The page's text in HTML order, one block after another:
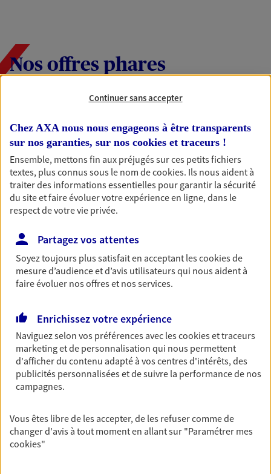
Nos offres phares
Réalisez vos projets grâce à votre épargne : achat
immobilier, études des enfants ou voyage autour
du monde… Épargnez à votre rythme et
simplement, selon votre profil.
Découvrir les offres Épargne
Retraite
Préparez sereinement ce nouveau chapitre de
votre vie avec les conseils d'un expert. Découvrez
notre solution PER (Plan Epargne Retraite)
spécialement conçue pour la retraite.
Découvrir l'offre Retraite
Prévoyance
Pour un avenir serein, assurez-vous avec notre
contrat prévoyance. Préservez vos proches en cas
d'accident ou de maladie en optant pour les
invalidité ou de décès.
Découvrir l'offre Prévoyance
Continuer sans accepter
Chez AXA nous nous engageons à être transparents
sur nos garanties, sur nos cookies et traceurs !
Ensemble, mettons fin aux préjugés sur ces petits fichiers
textes, plus connus sous le nom decookies. Ils nous aident à
traiter des informations essentielles pour garantir la sécurité
du site et faire évoluer votre expérience en ligne, dans le
respect de votre vie privée.
Partagez vos attentes
Soyez toujours plus satisfait en acceptant lescookiesde
mesure d’audience et d’avis utilisateurs qui nous aident à
faire évoluer nos offres et nos services.
Enrichissez votre expérience
Naviguez selon vos préférences avec lescookies et traceurs
marketing et de personnalisation qui nous permettent
d'afficher du contenu adapté à vos centres d'intérêts, des
publicités personnalisées et de suivre la performance de nos
campagnes.
Vous êtes libre de les accepter, de les refuser comme de
changer d'avis à tout moment en allant sur "Paramétrer mes
cookies"